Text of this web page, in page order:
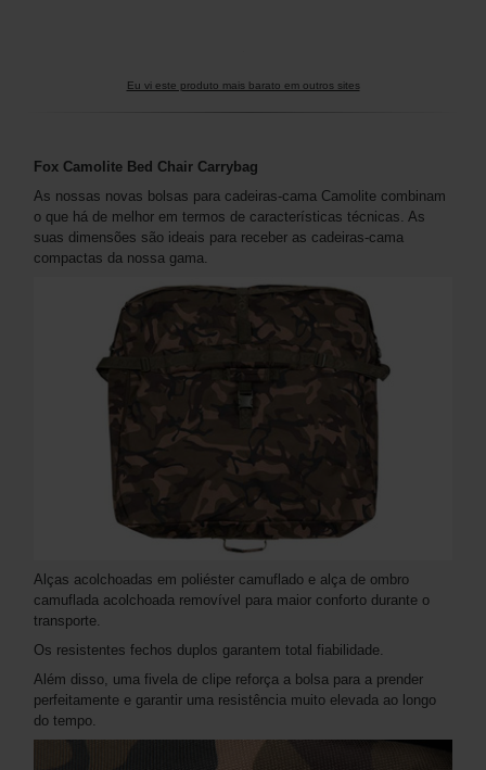
Eu vi este produto mais barato em outros sites
Fox Camolite Bed Chair Carrybag
As nossas novas bolsas para cadeiras-cama Camolite combinam
o que há de melhor em termos de características técnicas. As
suas dimensões são ideais para receber as cadeiras-cama
compactas da nossa gama.
Alças acolchoadas em poliéster camuflado e alça de ombro
camuflada acolchoada removível para maior conforto durante o
transporte.
Os resistentes fechos duplos garantem total fiabilidade.
Além disso, uma fivela de clipe reforça a bolsa para a prender
perfeitamente e garantir uma resistência muito elevada ao longo
do tempo.